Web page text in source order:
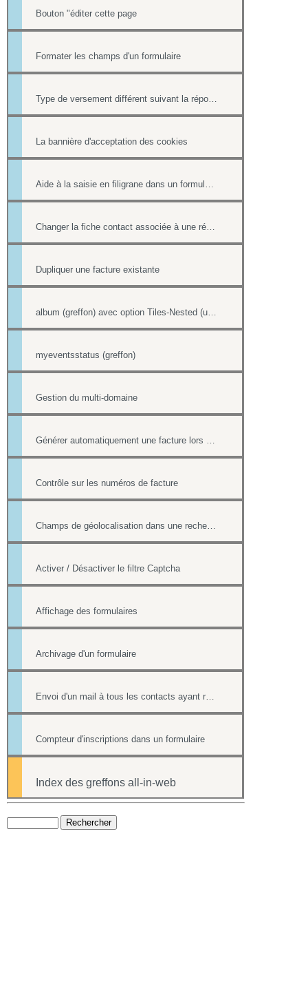
Bouton "éditer cette page
Formater les champs d'un formulaire
Type de versement différent suivant la réponse à une question d'un formulaire
La bannière d'acceptation des cookies
Aide à la saisie en filigrane dans un formulaire en ligne
Changer la fiche contact associée à une réponse d'un formulaire
Dupliquer une facture existante
album (greffon) avec option Tiles-Nested (unitegallery)
myeventsstatus (greffon)
Gestion du multi-domaine
Générer automatiquement une facture lors d'une vente dans la boutique
Contrôle sur les numéros de facture
Champs de géolocalisation dans une recherche de l'annuaire
Activer / Désactiver le filtre Captcha
Affichage des formulaires
Archivage d'un formulaire
Envoi d'un mail à tous les contacts ayant répondu à un formulaire
Compteur d'inscriptions dans un formulaire
Index des greffons all-in-web